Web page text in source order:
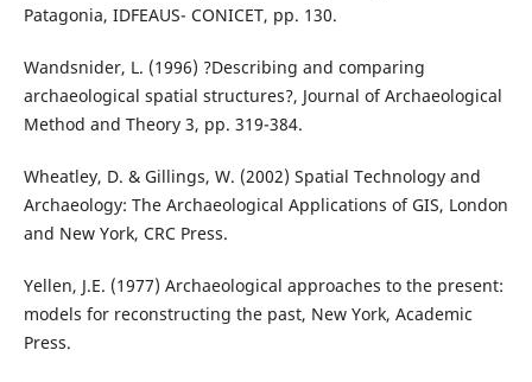
Patagonia, IDFEAUS- CONICET, pp. 130.
Wandsnider, L. (1996) ?Describing and comparing
archaeological spatial structures?, Journal of Archaeological
Method and Theory 3, pp. 319-384.
Wheatley, D. & Gillings, W. (2002) Spatial Technology and
Archaeology: The Archaeological Applications of GIS, London
and New York, CRC Press.
Yellen, J.E. (1977) Archaeological approaches to the present:
models for reconstructing the past, New York, Academic
Press.